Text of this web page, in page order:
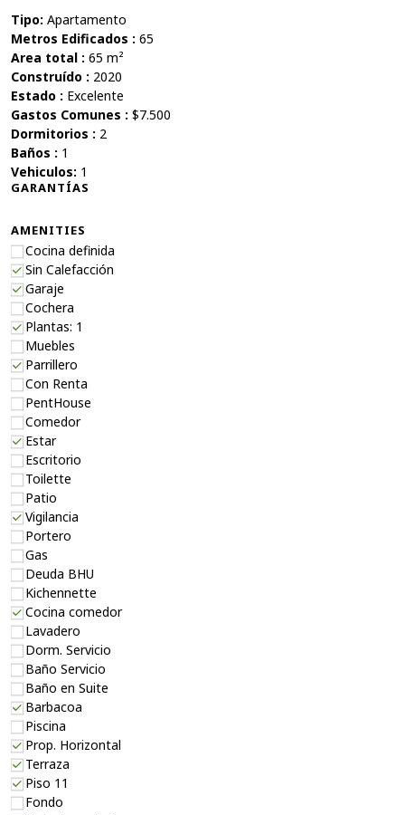
Tipo: Apartamento
Metros Edificados : 65
Area total : 65 m²
Construído : 2020
Estado : Excelente
Gastos Comunes : $7.500
Dormitorios : 2
Baños : 1
Vehiculos: 1
GARANTÍAS
AMENITIES
Cocina definida
Sin Calefacción
Garaje
Cochera
Plantas: 1
Muebles
Parrillero
Con Renta
PentHouse
Comedor
Estar
Escritorio
Toilette
Patio
Vigilancia
Portero
Gas
Deuda BHU
Kichennette
Cocina comedor
Lavadero
Dorm. Servicio
Baño Servicio
Baño en Suite
Barbacoa
Piscina
Prop. Horizontal
Terraza
Piso 11
Fondo